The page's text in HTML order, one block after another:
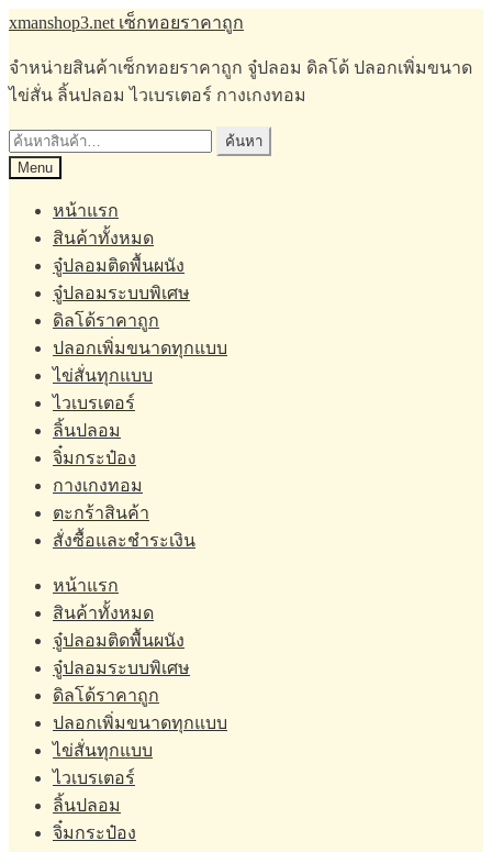
Skip
to
navigation
Skip
to
content
xmanshop3.net เซ็กทอยราคาถูก
จำหน่ายสินค้าเซ็กทอยราคาถูก จู๋ปลอม ดิลโด้ ปลอกเพิ่มขนาด
ไข่สั่น ลิ้นปลอม ไวเบรเตอร์ กางเกงทอม
ค้นหา:
ค้นหา
Menu
หน้าแรก
สินค้าทั้งหมด
จู๋ปลอมติดพื้นผนัง
จู๋ปลอมระบบพิเศษ
ดิลโด้ราคาถูก
ปลอกเพิ่มขนาดทุกแบบ
ไข่สั่นทุกแบบ
ไวเบรเตอร์
ลิ้นปลอม
จิ๋มกระป๋อง
กางเกงทอม
ตะกร้าสินค้า
สั่งซื้อและชำระเงิน
หน้าแรก
สินค้าทั้งหมด
จู๋ปลอมติดพื้นผนัง
จู๋ปลอมระบบพิเศษ
ดิลโด้ราคาถูก
ปลอกเพิ่มขนาดทุกแบบ
ไข่สั่นทุกแบบ
ไวเบรเตอร์
ลิ้นปลอม
จิ๋มกระป๋อง